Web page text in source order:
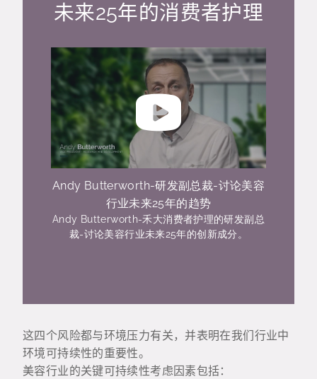
未来25年的消费者护理
Andy Butterworth-研发副总裁-讨论美容
行业未来25年的趋势
Andy Butterworth-禾大消费者护理的研发副总
裁-讨论美容行业未来25年的创新成分。
这四个风险都与环境压力有关，并表明在我们行业中
环境可持续性的重要性。
美容行业的关键可持续性考虑因素包括：